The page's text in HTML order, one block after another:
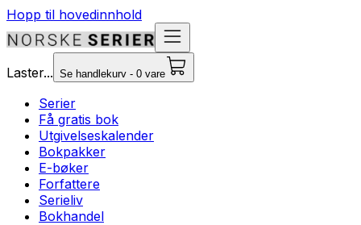
Hopp til hovedinnhold
Laster... Se handlekurv - 0 vare
Serier
Få gratis bok
Utgivelseskalender
Bokpakker
E-bøker
Forfattere
Serieliv
Bokhandel